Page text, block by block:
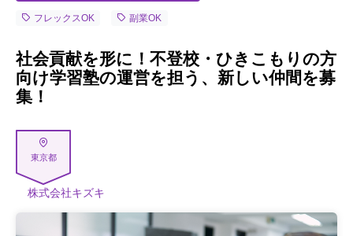
フレックスOK 副業OK
社会貢献を形に！不登校・ひきこもりの方
向け学習塾の運営を担う、新しい仲間を募
集！
東京都
株式会社キズキ